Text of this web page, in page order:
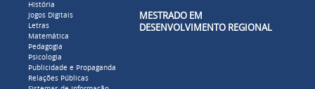
História
Jogos Digitais
Letras
Matemática
Pedagogia
Psicologia
Publicidade e Propaganda
Relações Públicas
MESTRADO EM
DESENVOLVIMENTO REGIONAL